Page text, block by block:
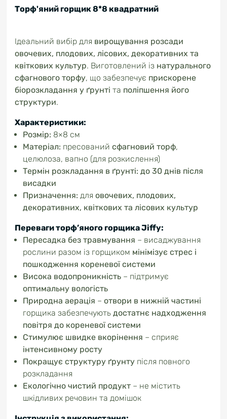
Торф'яний горщик 8*8 квадратний
Ідеальний вибір для вирощування розсади
овочевих, плодових, лісових, декоративних та
квіткових культур. Виготовлений із натурального
сфагнового торфу, що забезпечує прискорене
біорозкладання у ґрунті та поліпшення його
структури.
Характеристики:
Розмір: 8×8 см
Матеріал: пресований сфагновий торф,
целюлоза, вапно (для розкислення)
Термін розкладання в ґрунті: до 30 днів після
висадки
Призначення: для овочевих, плодових,
декоративних, квіткових та лісових культур
Переваги торф’яного горщика Jiffy:
Пересадка без травмування – висаджування
рослини разом із горщиком мінімізує стрес і
пошкодження кореневої системи
Висока водопроникність – підтримує
оптимальну вологість
Природна аерація – отвори в нижній частині
горщика забезпечують достатнє надходження
повітря до кореневої системи
Стимулює швидке вкорінення – сприяє
інтенсивному росту
Покращує структуру ґрунту після повного
розкладання
Екологічно чистий продукт – не містить
шкідливих речовин та домішок